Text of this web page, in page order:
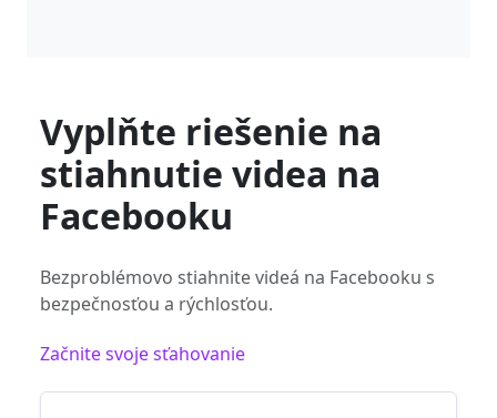
Vyplňte riešenie na
stiahnutie videa na
Facebooku
Bezproblémovo stiahnite videá na Facebooku s
bezpečnosťou a rýchlosťou.
Začnite svoje sťahovanie